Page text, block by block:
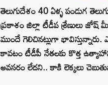
తెలుగుదేశం 40 ఏళ్ళ పండుగ
ప్రకాశం జిల్లా టీడీప శ్రేణులు జోష్
ముందే గెలిచినట్లుగా
కావటం టీడీపీ నేతలకు కొత్త
అవసరం లేదని.. కాకి లెక్కలు